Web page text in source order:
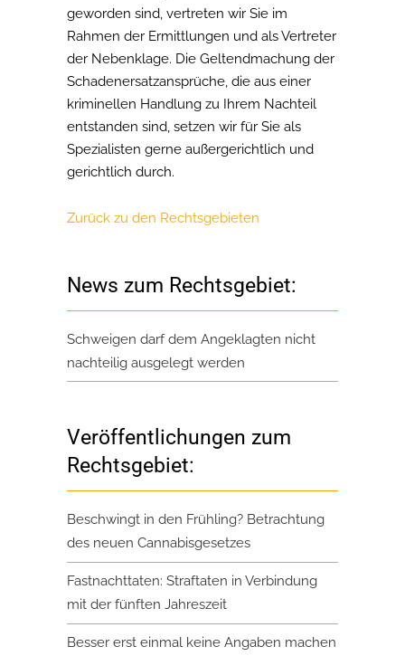
geworden sind, vertreten wir Sie im
Rahmen der Ermittlungen und als Vertreter
der Nebenklage. Die Geltendmachung der
Schadenersatzansprüche, die aus einer
kriminellen Handlung zu Ihrem Nachteil
entstanden sind, setzen wir für Sie als
Spezialisten gerne außergerichtlich und
gerichtlich durch.
Zurück zu den Rechtsgebieten
News zum Rechtsgebiet:
Schweigen darf dem Angeklagten nicht
nachteilig ausgelegt werden
Veröffentlichungen zum
Rechtsgebiet:
Beschwingt in den Frühling? Betrachtung
des neuen Cannabisgesetzes
Fastnachttaten: Straftaten in Verbindung
mit der fünften Jahreszeit
Besser erst einmal keine Angaben machen